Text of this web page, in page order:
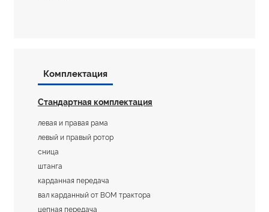
Комплектация
Стандартная комплектация
левая и правая рама
левый и правый ротор
сница
штанга
карданная передача
вал карданный от ВОМ трактора
цепная передача